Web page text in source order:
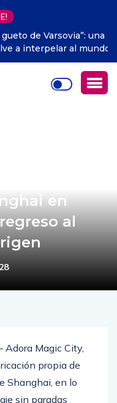
de Varsovia”: una
a interpelar al mundo
en
al
Adora Magic City,
propia de
Shanghai, en lo
sin paradas